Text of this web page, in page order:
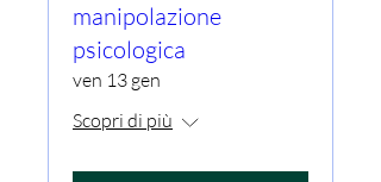
manipolazione
psicologica
ven 13 gen
Scopri di più